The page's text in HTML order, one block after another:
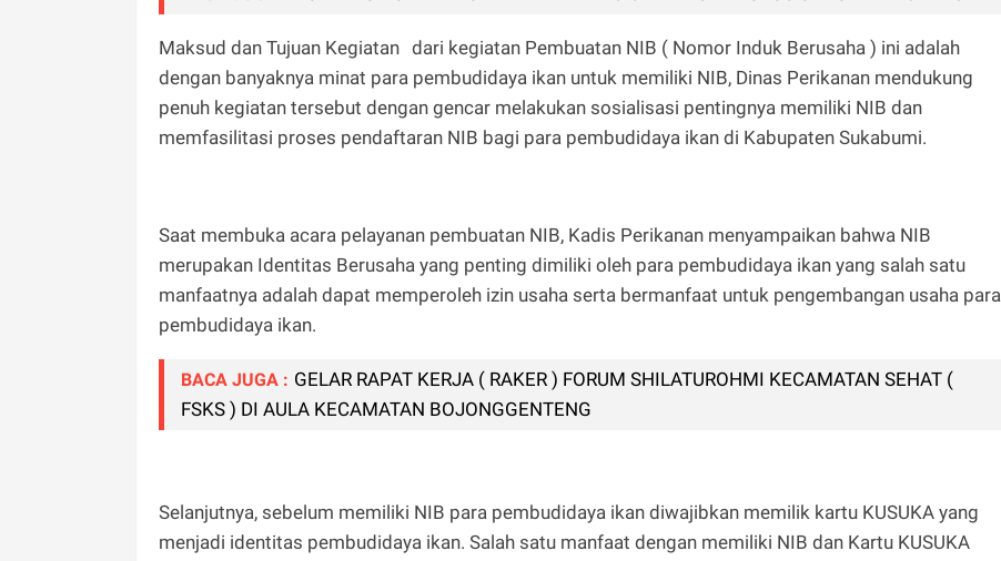
Maksud dan Tujuan Kegiatan dari kegiatan Pembuatan NIB ( Nomor Induk Berusaha ) ini adalah
dengan banyaknya minat para pembudidaya ikan untuk memiliki NIB, Dinas Perikanan mendukung
penuh kegiatan tersebut dengan gencar melakukan sosialisasi pentingnya memiliki NIB dan
memfasilitasi proses pendaftaran NIB bagi para pembudidaya ikan di Kabupaten Sukabumi.
Saat membuka acara pelayanan pembuatan NIB, Kadis Perikanan menyampaikan bahwa NIB
merupakan Identitas Berusaha yang penting dimiliki oleh para pembudidaya ikan yang salah satu
manfaatnya adalah dapat memperoleh izin usaha serta bermanfaat untuk pengembangan usaha para
pembudidaya ikan.
BACA JUGA : GELAR RAPAT KERJA ( RAKER ) FORUM SHILATUROHMI KECAMATAN SEHAT (
FSKS ) DI AULA KECAMATAN BOJONGGENTENG
Selanjutnya, sebelum memiliki NIB para pembudidaya ikan diwajibkan memilik kartu KUSUKA yang
menjadi identitas pembudidaya ikan. Salah satu manfaat dengan memiliki NIB dan Kartu KUSUKA